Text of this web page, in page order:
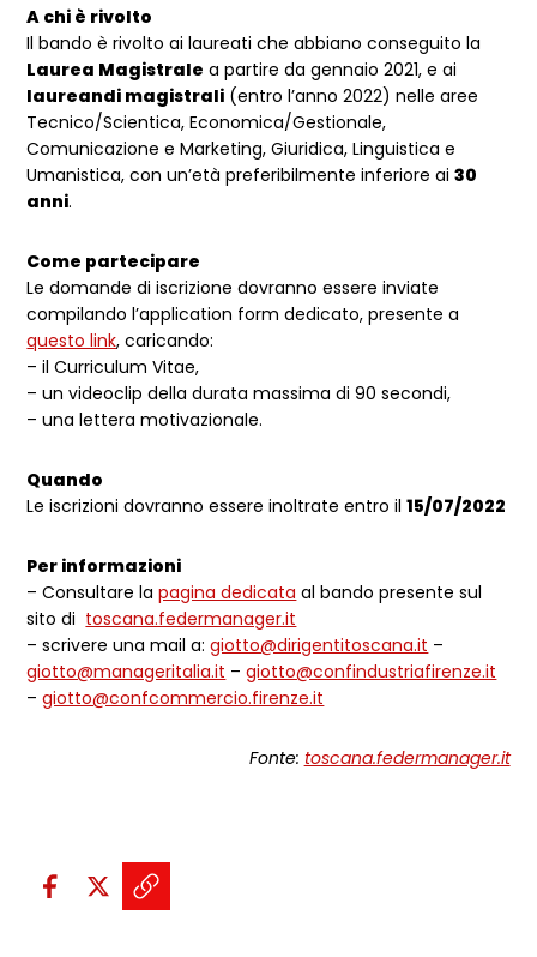
A chi è rivolto
Il bando è rivolto ai laureati che abbiano conseguito la
Laurea Magistrale a partire da gennaio 2021, e ai
laureandi magistrali (entro l’anno 2022) nelle aree
Tecnico/Scientica, Economica/Gestionale,
Comunicazione e Marketing, Giuridica, Linguistica e
Umanistica, con un’età preferibilmente inferiore ai30
anni.
Come partecipare
Le domande di iscrizione dovranno essere inviate
compilando l’application form dedicato, presente a
questo link, caricando:
– il Curriculum Vitae,
– un videoclip della durata massima di 90 secondi,
– una lettera motivazionale.
Quando
Le iscrizioni dovranno essere inoltrate entro il15/07/2022
Per informazioni
– Consultare lapagina dedicata al bando presente sul
sito di toscana.federmanager.it
– scrivere una mail a:giotto@dirigentitoscana.it –
giotto@manageritalia.it –giotto@confindustriafirenze.it
–giotto@confcommercio.firenze.it
Fonte: toscana.federmanager.it
Condividi sui social:
Condividi su Facebook - apre
Condividi su X - apre una
Copia il link e condividi -